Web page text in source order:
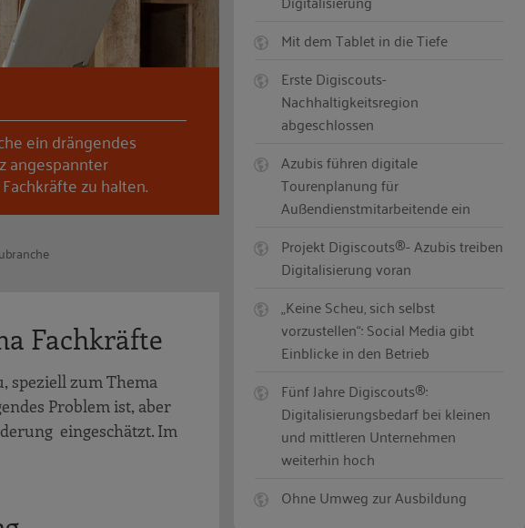
ein drängendes
angespannter
zu halten.
Fachkräfte
speziell zum Thema
Problem ist, aber
eingeschätzt. Im
Mit dem Tablet in die Tiefe
Erste Digiscouts-
Nachhaltigkeitsregion
abgeschlossen
Azubis führen digitale
Tourenplanung für
Außendienstmitarbeitende ein
Projekt Digiscouts®- Azubis treiben
Digitalisierung voran
„Keine Scheu, sich selbst
vorzustellen“: Social Media gibt
Einblicke in den Betrieb
Fünf Jahre Digiscouts®:
Digitalisierungsbedarf bei kleinen
und mittleren Unternehmen
weiterhin hoch
Ohne Umweg zur Ausbildung